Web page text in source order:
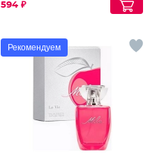
594 ₽
Рекомендуем